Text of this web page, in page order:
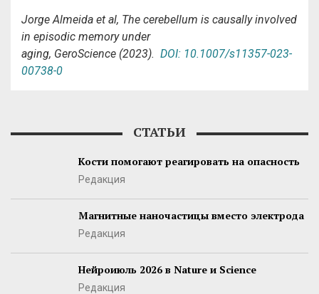
Jorge Almeida et al, The cerebellum is causally involved
in episodic memory under
aging, GeroScience (2023). DOI: 10.1007/s11357-023-
00738-0
СТАТЬИ
Кости помогают реагировать на опасность
Редакция
Магнитные наночастицы вместо электрода
Редакция
Нейроиюль 2026 в Nature и Science
Редакция